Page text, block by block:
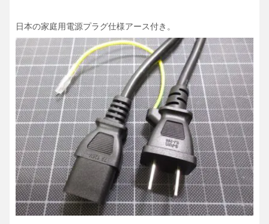
日本の家庭用電源プラグ仕様アース付き。